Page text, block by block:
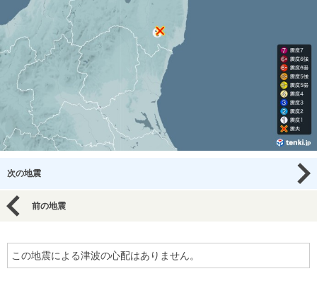
次の地震
前の地震
この地震による津波の心配はありません。